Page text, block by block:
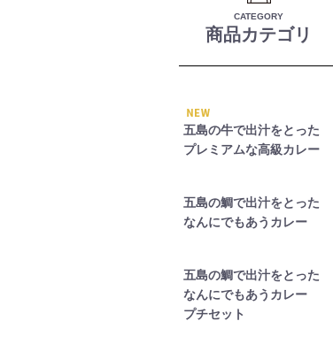
CATEGORY
商品カテゴリ
五島の牛で出汁をとった
プレミアムな高級カレー
五島の鯛で出汁をとった
なんにでもあうカレー
五島の鯛で出汁をとった
なんにでもあうカレー
プチセット